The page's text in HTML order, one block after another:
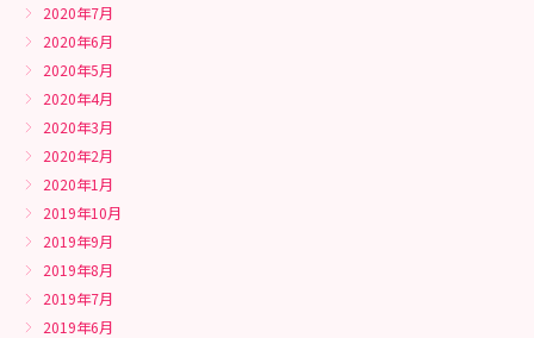
2020年7月
2020年6月
2020年5月
2020年4月
2020年3月
2020年2月
2020年1月
2019年10月
2019年9月
2019年8月
2019年7月
2019年6月